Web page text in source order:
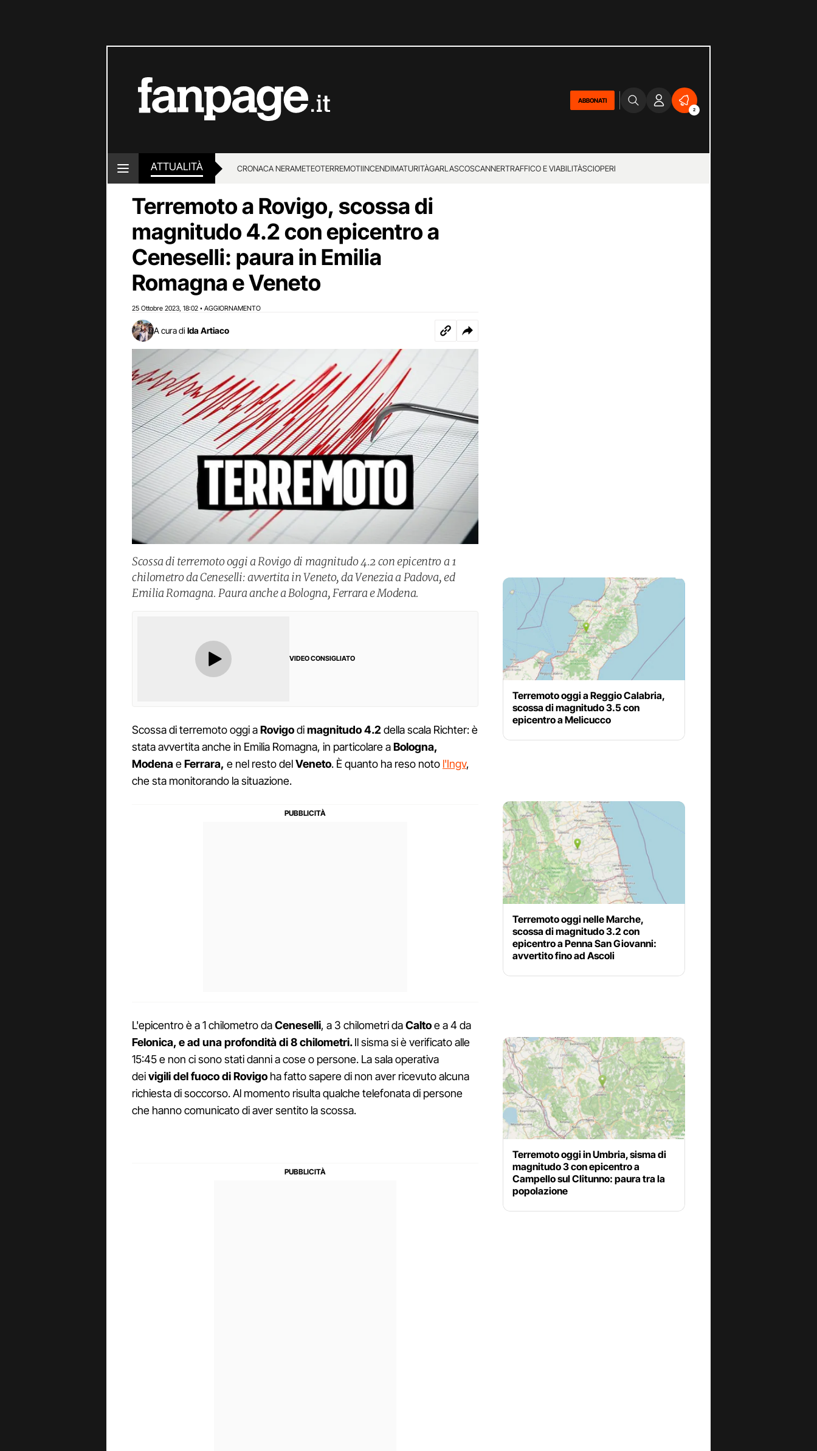
ABBONATI
2
ATTUALITÀ CRONACA NERAMETEOTERREMOTIINCENDIMATURITÀGARLASCOSCANNERTRAFFICO E VIABILITÀSCIOPERI
LOTTO E SUPERENALOTTO
Terremoto a Rovigo, scossa di
magnitudo 4.2 con epicentro a
Ceneselli: paura in Emilia
Romagna e Veneto
25 Ottobre 2023 18:02 • AGGIORNAMENTO
A cura di Ida Artiaco
Scossa di terremoto oggi a Rovigo di magnitudo 4.2 con epicentro a 1
chilometro da Ceneselli: avvertita in Veneto, da Venezia a Padova, ed
Emilia Romagna. Paura anche a Bologna, Ferrara e Modena.
VIDEO CONSIGLIATO
Scossa di terremoto oggi aRovigodimagnitudo 4.2della scala Richter: è
stata avvertita anche in Emilia Romagna, in particolare aBologna,
ModenaeFerrara, e nel resto delVeneto. È quanto ha reso noto l'Ingv,
che sta monitorando la situazione.
L'epicentro è a 1 chilometro daCeneselli, a 3 chilometri daCaltoe a 4 da
Felonica, e ad una profondità di 8 chilometri.Il sisma si è verificato alle
15:45 e non ci sono stati danni a cose o persone. La sala operativa
deivigili del fuoco di Rovigo ha fatto sapere di non aver ricevuto alcuna
richiesta di soccorso. Al momento risulta qualche telefonata di persone
che hanno comunicato di aver sentito la scossa.
Terremoto oggi a Reggio Calabria,
scossa di magnitudo 3.5 con
epicentro a Melicucco
Terremoto oggi nelle Marche,
scossa di magnitudo 3.2 con
epicentro a Penna San Giovanni:
avvertito fino ad Ascoli
Terremoto oggi in Umbria, sisma di
magnitudo 3 con epicentro a
Campello sul Clitunno: paura tra la
popolazione